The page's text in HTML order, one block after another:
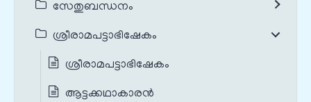
സേതുബന്ധനം
ശ്രീരാമപട്ടാഭിഷേകം
ശ്രീരാമപട്ടാഭിഷേകം
ആട്ടക്കഥാകാരൻ